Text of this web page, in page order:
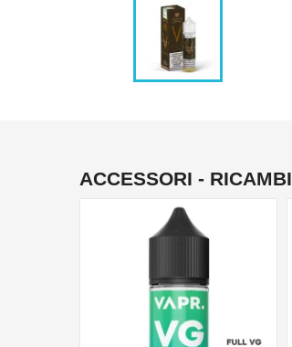
ACCESSORI - RICAMBI